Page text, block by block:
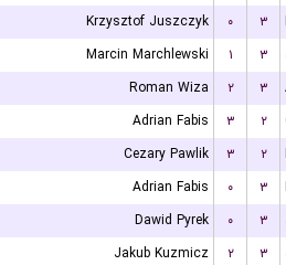
Krzysztof Juszczyk
۰ ۳
Marcin Marchlewski
۱ ۳
Roman Wiza
۲ ۳
Adrian Fabis
۳ ۲
Cezary Pawlik
۳ ۲
Adrian Fabis
۰ ۳
Dawid Pyrek
۰ ۳
Jakub Kuzmicz
۲ ۳